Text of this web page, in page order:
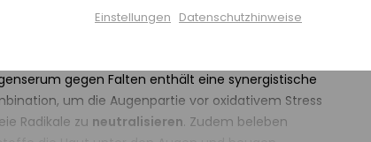
, sichtbare Zeichen von Müdigkeit sowie
gemildert werden.
gegen Falten enthält eine synergistische
um die Augenpartie vor oxidativem Stress
Radikale zu neutralisieren. Zudem beleben
Einstellungen speichern
Einstellungen Datenschutzhinweise